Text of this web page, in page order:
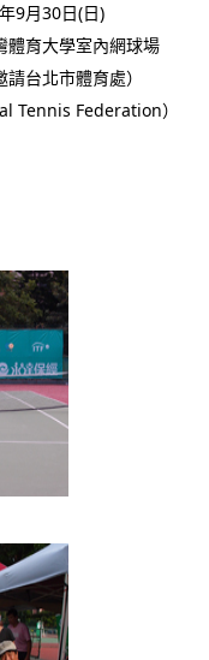
9月30日(日)
體育大學室內網球場
台北市體育處）
Tennis Federation）